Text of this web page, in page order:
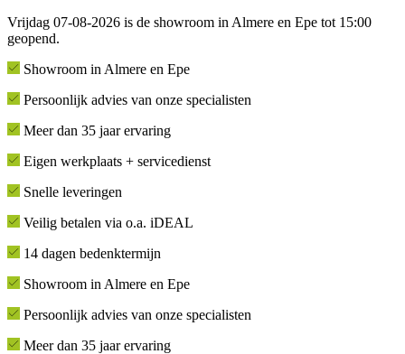
Vrijdag 07-08-2026 is de showroom in Almere en Epe tot 15:00
geopend.
Showroom in Almere en Epe
Persoonlijk advies van onze specialisten
Meer dan 35 jaar ervaring
Eigen werkplaats + servicedienst
Snelle leveringen
Veilig betalen via o.a. iDEAL
14 dagen bedenktermijn
Showroom in Almere en Epe
Persoonlijk advies van onze specialisten
Meer dan 35 jaar ervaring